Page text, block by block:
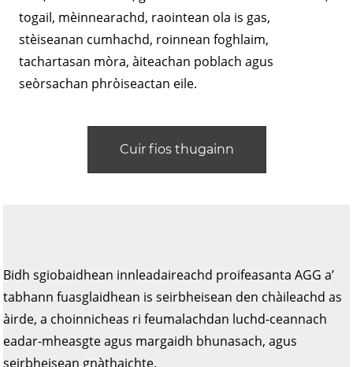
togail, mèinnearachd, raointean ola is gas,
stèiseanan cumhachd, roinnean foghlaim,
tachartasan mòra, àiteachan poblach agus
seòrsachan phròiseactan eile.
Cuir fios thugainn
Bidh sgiobaidhean innleadaireachd proifeasanta AGG a’
tabhann fuasglaidhean is seirbheisean den chàileachd as
àirde, a choinnicheas ri feumalachdan luchd-ceannach
eadar-mheasgte agus margaidh bhunasach, agus
seirbheisean gnàthaichte.